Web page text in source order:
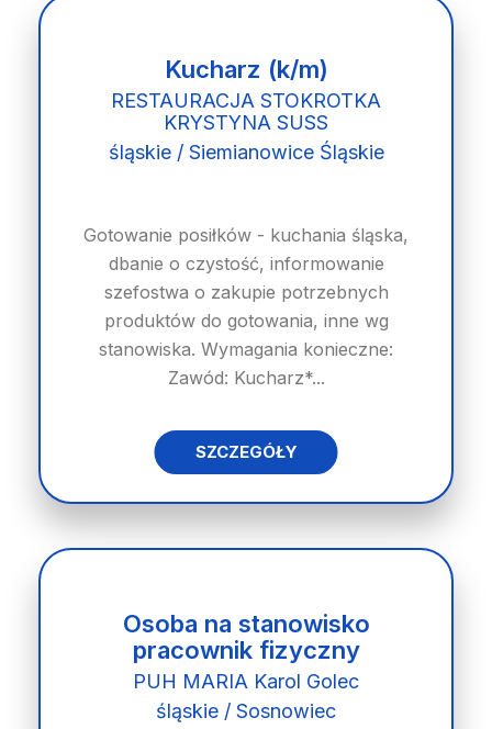
Kucharz (k/m)
RESTAURACJA STOKROTKA
KRYSTYNA SUSS
śląskie / Siemianowice Śląskie
Gotowanie posiłków - kuchania śląska,
dbanie o czystość, informowanie
szefostwa o zakupie potrzebnych
produktów do gotowania, inne wg
stanowiska. Wymagania konieczne:
Zawód: Kucharz*...
SZCZEGÓŁY
Osoba na stanowisko
pracownik fizyczny
PUH MARIA Karol Golec
śląskie / Sosnowiec